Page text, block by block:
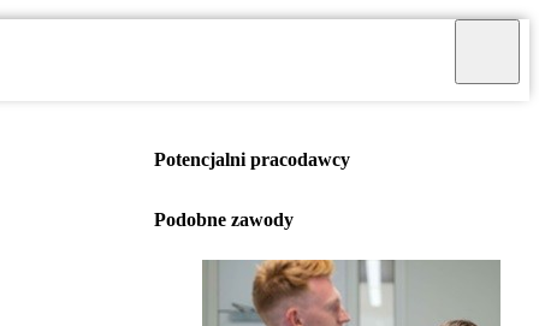
Potencjalni pracodawcy
Podobne zawody